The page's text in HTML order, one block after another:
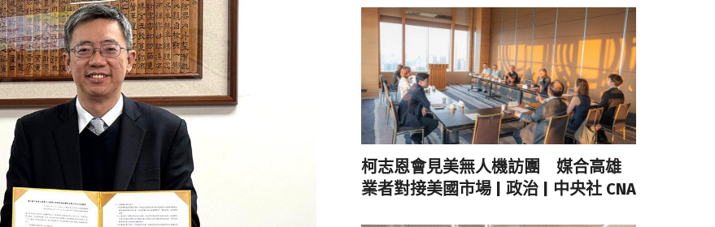
柯志恩會見美無人機訪團 媒合高雄
業者對接美國市場 | 政治 | 中央社 CNA